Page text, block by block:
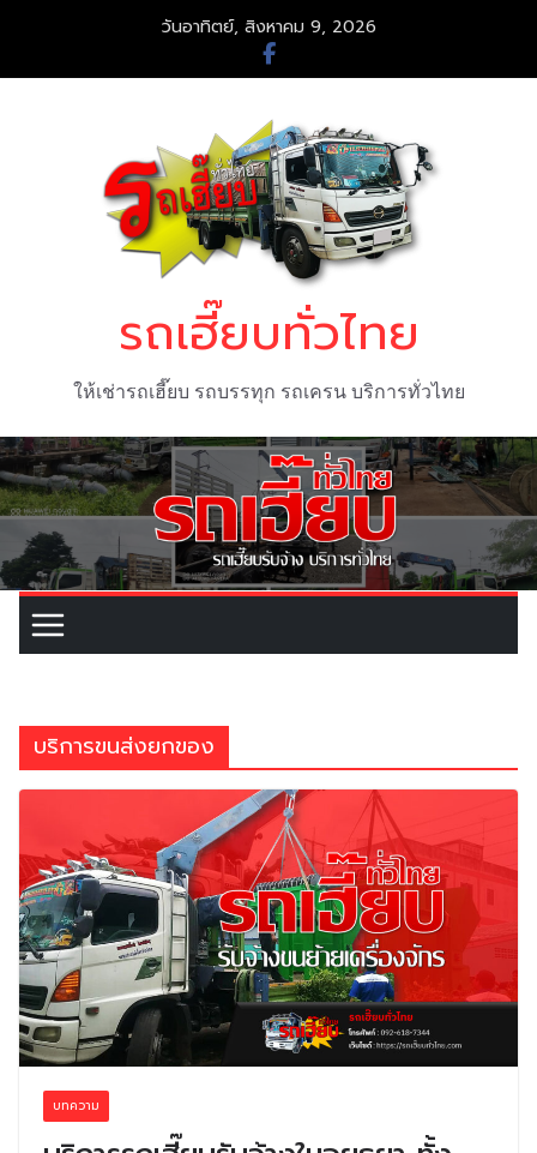
content
วันอาทิตย์, สิงหาคม 9, 2026
รถเฮี๊ยบทั่วไทย
ให้เช่ารถเฮี๊ยบ รถบรรทุก รถเครน บริการทั่วไทย
บริการขนส่งยกของ
บทความ